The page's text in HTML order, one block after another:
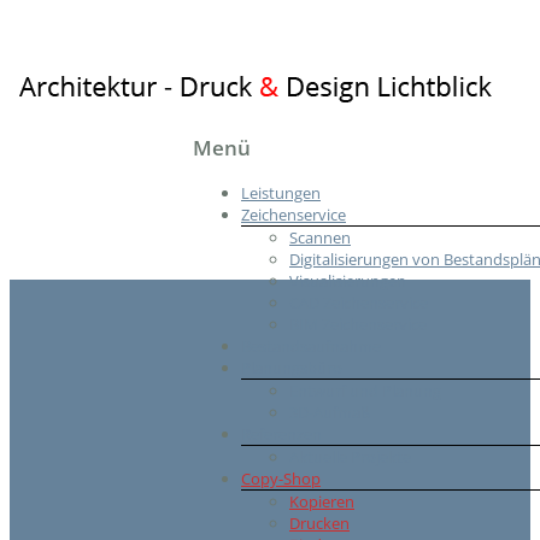
Lichtblick
Menü
Leistungen
Zeichenservice
Scannen
Digitalisierungen von
Visualisierungen
Copy-Shop
Kopieren
Drucken